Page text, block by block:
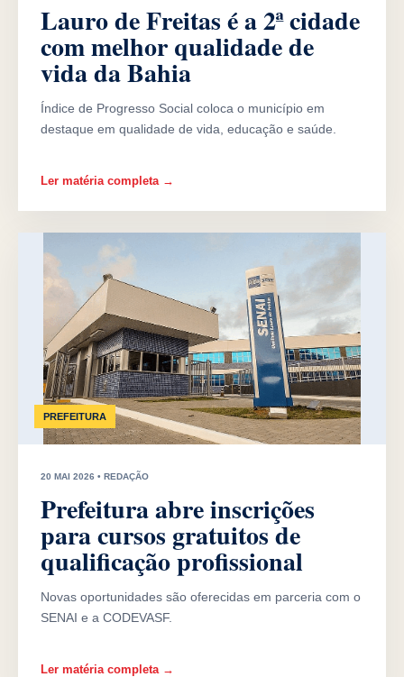
Lauro de Freitas é a 2ª cidade
com melhor qualidade de
vida da Bahia
Índice de Progresso Social coloca o município em
destaque em qualidade de vida, educação e saúde.
Ler matéria completa →
PREFEITURA
20 MAI 2026 • REDAÇÃO
Prefeitura abre inscrições
para cursos gratuitos de
qualificação profissional
Novas oportunidades são oferecidas em parceria com o
SENAI e a CODEVASF.
Ler matéria completa →